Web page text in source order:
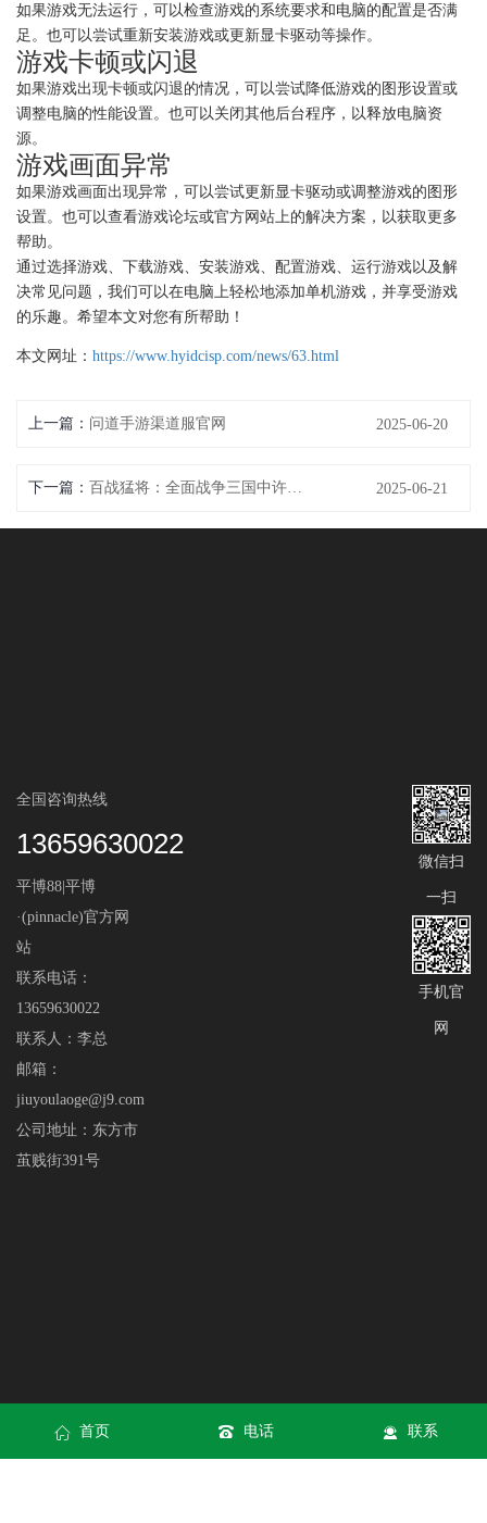
如果游戏无法运行，可以检查游戏的系统要求和电脑的配置是否满
足。也可以尝试重新安装游戏或更新显卡驱动等操作。
游戏卡顿或闪退
如果游戏出现卡顿或闪退的情况，可以尝试降低游戏的图形设置或
调整电脑的性能设置。也可以关闭其他后台程序，以释放电脑资
源。
游戏画面异常
如果游戏画面出现异常，可以尝试更新显卡驱动或调整游戏的图形
设置。也可以查看游戏论坛或官方网站上的解决方案，以获取更多
帮助。
通过选择游戏、下载游戏、安装游戏、配置游戏、运行游戏以及解
决常见问题，我们可以在电脑上轻松地添加单机游戏，并享受游戏
的乐趣。希望本文对您有所帮助！
本文网址： https://www.hyidcisp.com/news/63.html
上一篇： 问道手游渠道服官网 2025-06-20
下一篇： 2025-06-21
全国咨询热线
13659630022
平博88|平博
·(pinnacle)官方网
站
联系电话：
13659630022
联系人：李总
邮箱：
jiuyoulaoge@j9.com
公司地址：东方市
茧贱街391号
微信扫
一扫
手机官
网
XML
首页 电话 联系